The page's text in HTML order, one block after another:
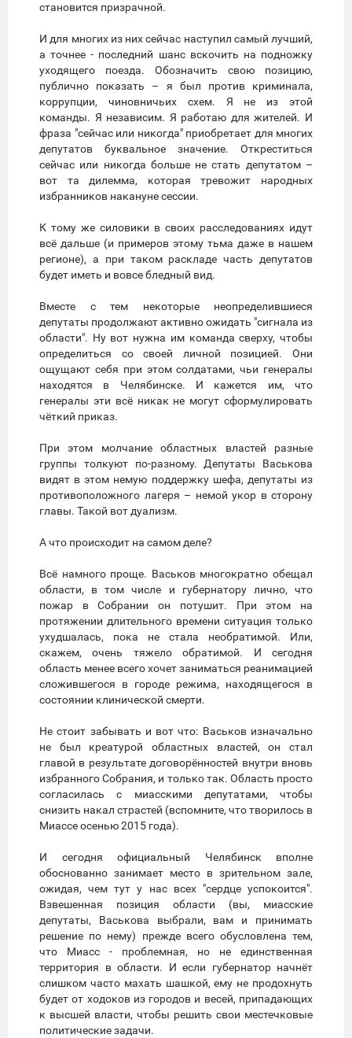
становится призрачной.
И для многих из них сейчас наступил самый лучший,
а точнее - последний шанс вскочить на подножку
уходящего поезда. Обозначить свою позицию,
публично показать – я был против криминала,
коррупции, чиновничьих схем. Я не из этой
команды. Я независим. Я работаю для жителей. И
фраза "сейчас или никогда" приобретает для многих
депутатов буквальное значение. Откреститься
сейчас или никогда больше не стать депутатом –
вот та дилемма, которая тревожит народных
избранников накануне сессии.
К тому же силовики в своих расследованиях идут
всё дальше (и примеров этому тьма даже в нашем
регионе), а при таком раскладе часть депутатов
будет иметь и вовсе бледный вид.
Вместе с тем некоторые неопределившиеся
депутаты продолжают активно ожидать "сигнала из
области". Ну вот нужна им команда сверху, чтобы
определиться со своей личной позицией. Они
ощущают себя при этом солдатами, чьи генералы
находятся в Челябинске. И кажется им, что
генералы эти всё никак не могут сформулировать
чёткий приказ.
При этом молчание областных властей разные
группы толкуют по-разному. Депутаты Васькова
видят в этом немую поддержку шефа, депутаты из
противоположного лагеря – немой укор в сторону
главы. Такой вот дуализм.
А что происходит на самом деле?
Всё намного проще. Васьков многократно обещал
области, в том числе и губернатору лично, что
пожар в Собрании он потушит. При этом на
протяжении длительного времени ситуация только
ухудшалась, пока не стала необратимой. Или,
скажем, очень тяжело обратимой. И сегодня
область менее всего хочет заниматься реанимацией
сложившегося в городе режима, находящегося в
состоянии клинической смерти.
Не стоит забывать и вот что: Васьков изначально
не был креатурой областных властей, он стал
главой в результате договорённостей внутри вновь
избранного Собрания, и только так. Область просто
согласилась с миасскими депутатами, чтобы
снизить накал страстей (вспомните, что творилось в
Миассе осенью 2015 года).
И сегодня официальный Челябинск вполне
обоснованно занимает место в зрительном зале,
ожидая, чем тут у нас всех "сердце успокоится".
Взвешенная позиция области (вы, миасские
депутаты, Васькова выбрали, вам и принимать
решение по нему) прежде всего обусловлена тем,
что Миасс - проблемная, но не единственная
территория в области. И если губернатор начнёт
слишком часто махать шашкой, ему не продохнуть
будет от ходоков из городов и весей, припадающих
к высшей власти, чтобы решить свои местечковые
политические задачи.